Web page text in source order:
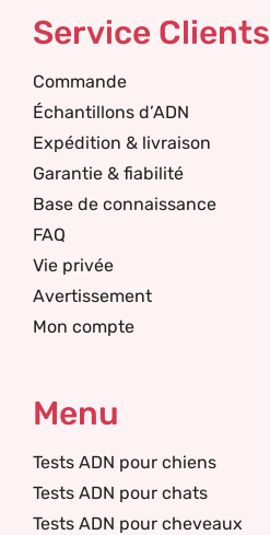
Service Clients
Commande
Échantillons d’ADN
Expédition & livraison
Garantie & fiabilité
Base de connaissance
FAQ
Vie privée
Avertissement
Mon compte
Menu
Tests ADN pour chiens
Tests ADN pour chats
Tests ADN pour cheveaux